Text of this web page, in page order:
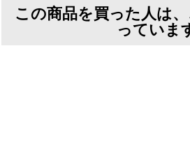
この商品を買った人は
っていま